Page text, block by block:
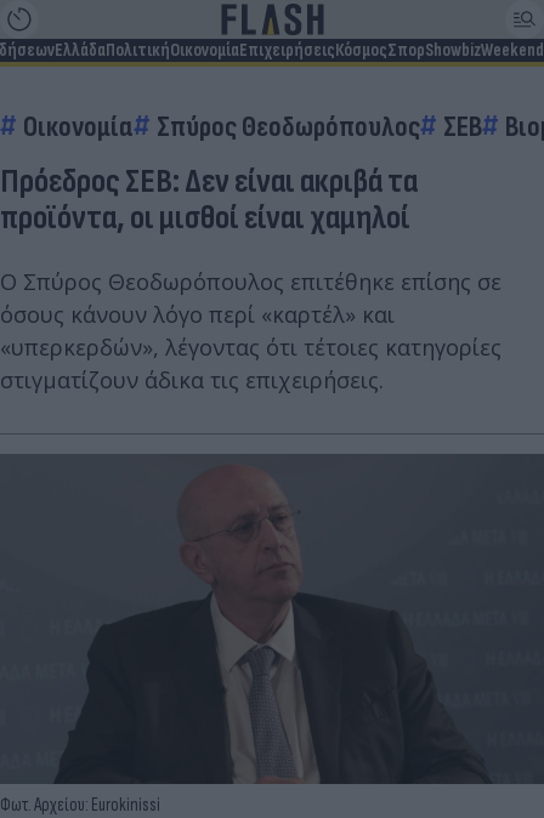
ΕλλάδαΠολιτικήΟικονομίαΕπιχειρήσειςΚόσμοςΣπορShowbizWeekend
Οικονομία Σπύρος Θεοδωρόπουλος ΣΕΒ
Πρόεδρος ΣΕΒ: Δεν είναι ακριβά τα
προϊόντα, οι μισθοί είναι χαμηλοί
Ο Σπύρος Θεοδωρόπουλος επιτέθηκε επίσης σε
όσους κάνουν λόγο περί «καρτέλ» και
«υπερκερδών», λέγοντας ότι τέτοιες κατηγορίες
στιγματίζουν άδικα τις επιχειρήσεις.
Φωτ. Αρχείου: Eurokinissi